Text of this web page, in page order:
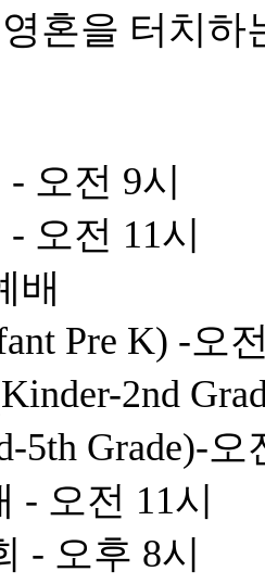
혼을 터치
오전 9시
오전 11시
배
Pre K) -오
2nd
5th Grade)-오
- 오전 11시
- 오후 8시